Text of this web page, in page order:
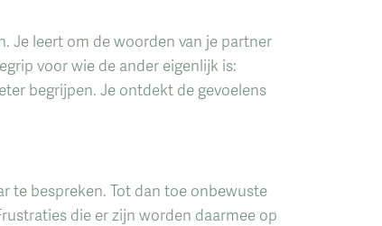
Je leert om de woorden van je partner
voor wie de ander eigenlijk is:
begrijpen. Je ontdekt de gevoelens
te bespreken. Tot dan toe onbewuste
die er zijn worden daarmee op